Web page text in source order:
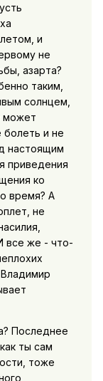
и
не
азарта?
таким,
солнцем,
может
и не
настоящим
приведения
ко
время? А
не
все же - что-
Последнее
ты сам
тоже